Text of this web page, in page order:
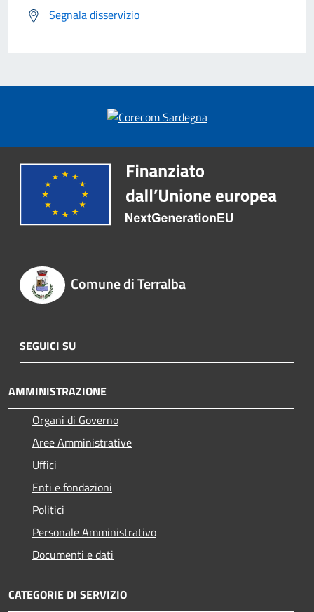
Segnala disservizio
Comune di Terralba
SEGUICI SU
AMMINISTRAZIONE
Organi di Governo
Aree Amministrative
Uffici
Enti e fondazioni
Politici
Personale Amministrativo
Documenti e dati
CATEGORIE DI SERVIZIO